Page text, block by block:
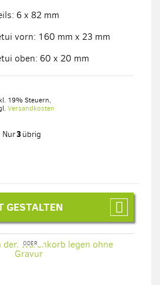
6 x 82 mm
vorn: 160 mm x 23 mm
oben: 60 x 20 mm
19% Steuern,
Versandkosten
Nur3übrig
GESTALTEN
Warenkorb legen ohne
Gravur